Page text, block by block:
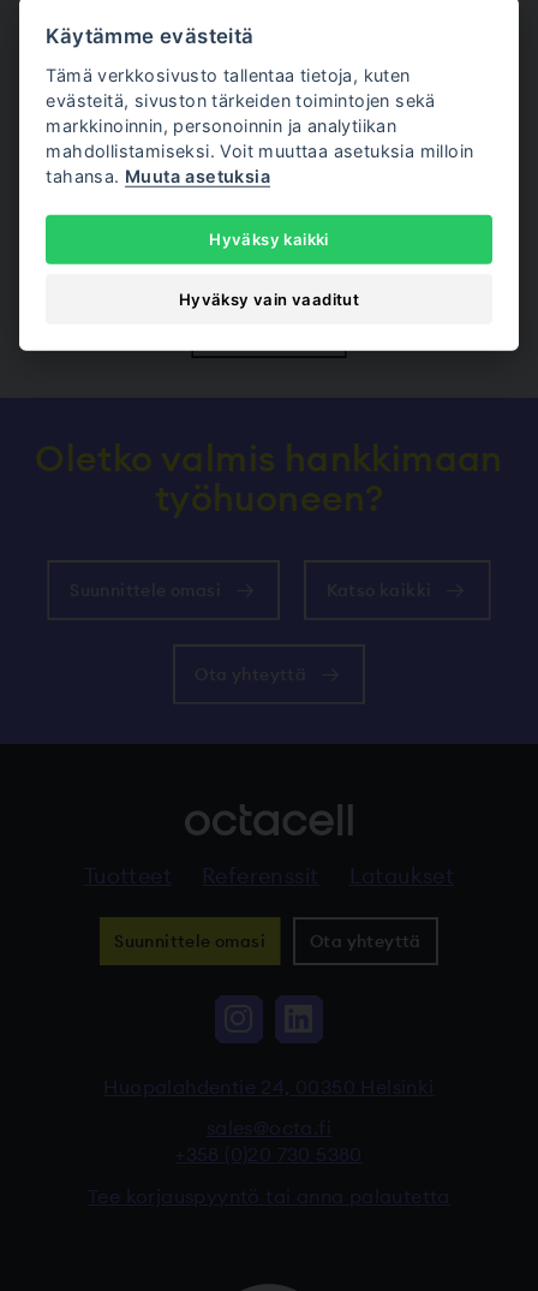
Visma
Marimekko
Oletko valmis hankkimaan
työhuoneen?
Tuotteet Referenssit Lataukset
Suunnittele omasi Ota yhteyttä
Instagram, Linkki
LinkedIn,
Huopalahdentie 24, 00350 Helsinki
sales@octa.fi
+358 (0)20 730 5380
Tee korjauspyyntö tai anna palautetta
Käytämme evästeitä
Tämä verkkosivusto tallentaa tietoja, kuten
evästeitä, sivuston tärkeiden toimintojen sekä
markkinoinnin, personoinnin ja analytiikan
mahdollistamiseksi. Voit muuttaa asetuksia milloin
tahansa. Muuta asetuksia
Hyväksy kaikki
Hyväksy vain vaaditut